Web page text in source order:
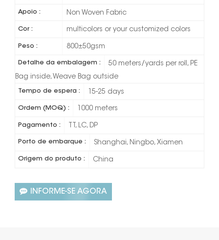
Apoio : Non Woven Fabric
Cor : multicolors or your customized colors
Peso : 800±50gsm
Detalhe da embalagem :
50 meters/yards per roll, PE
Bag inside, Weave Bag outside
Tempo de espera : 15-25 days
Ordem (MOQ) : 1000 meters
Pagamento : TT, LC, DP
Porto de embarque : Shanghai, Ningbo, Xiamen
Origem do produto : China
INFORME-SE AGORA